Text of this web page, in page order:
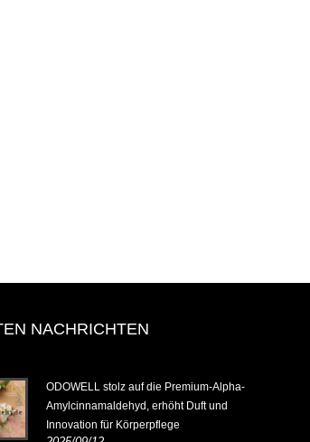
NACHRICHTEN
ODOWELL stolz auf die Premium-Alpha-
Amylcinnamaldehyd, erhöht Duft und
Innovation für Körperpflege